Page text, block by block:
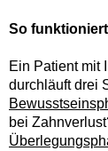
So
Ein Patient mit
durchläuft drei
bei